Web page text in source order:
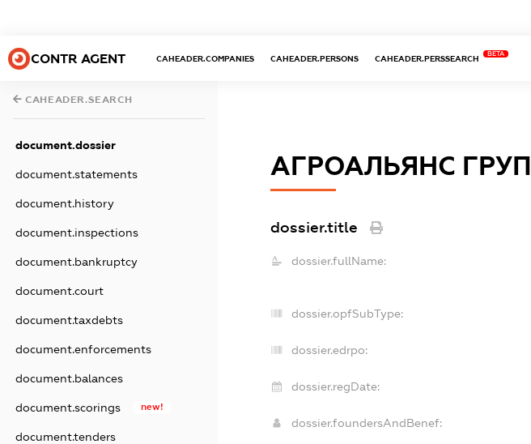
CONTR AGENT CAHEADER.COMPANIES CAHEADER.PERSONS CAHEADER.PERSSEARCH
BETA
CAHEADER.SEARCH
document.dossier
document.statements
document.history
document.inspections
document.bankruptcy
document.court
document.taxdebts
document.enforcements
document.balances
document.scorings new!
document.tenders
АГРОАЛЬЯНС ГРУП
dossier.title
dossier.fullName:
dossier.opfSubType:
dossier.edrpo:
dossier.regDate:
dossier.foundersAndBenef: